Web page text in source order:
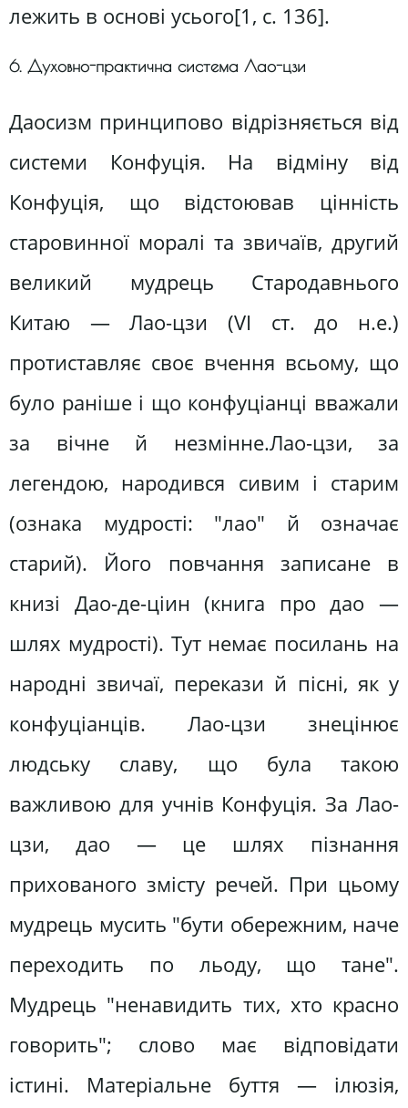
лежить в основі усього[1, c. 136].
6. Духовно-практична система Лао-цзи
Даосизм принципово відрізняється від
системи Конфуція. На відміну від
Конфуція, що відстоював цінність
старовинної моралі та звичаїв, другий
великий мудрець Стародавнього
Китаю — Лао-цзи (VI ст. до н.е.)
протиставляє своє вчення всьому, що
було раніше і що конфуціанці вважали
за вічне й незмінне.Лао-цзи, за
легендою, народився сивим і старим
(ознака мудрості: "лао" й означає
старий). Його повчання записане в
книзі Дао-де-ціин (книга про дао —
шлях мудрості). Тут немає посилань на
народні звичаї, перекази й пісні, як у
конфуціанців. Лао-цзи знецінює
людську славу, що була такою
важливою для учнів Конфуція. За Лао-
цзи, дао — це шлях пізнання
прихованого змісту речей. При цьому
мудрець мусить "бути обережним, наче
переходить по льоду, що тане".
Мудрець "ненавидить тих, хто красно
говорить"; слово має відповідати
істині. Матеріальне буття — ілюзія,